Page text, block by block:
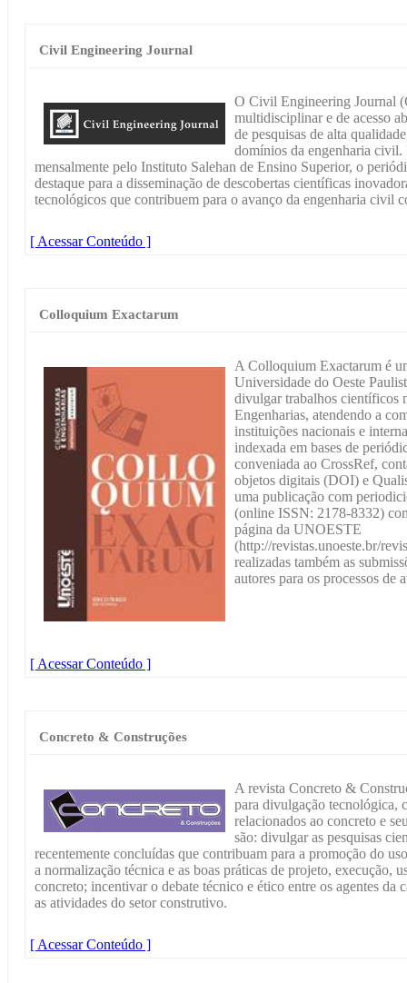
Civil Engineering Journal
O Civil Engineering Journal
multidisciplinar e de acesso
de pesquisas de alta
domínios da engenharia
mensalmente pelo Instituto Salehan de Ensino Superior, o
destaque para a disseminação de descobertas científicas
tecnológicos que contribuem para o avanço da engenharia civil
[ Acessar Conteúdo ]
Colloquium Exactarum
A Colloquium Exactarum é
Universidade do Oeste
divulgar trabalhos científicos
Engenharias, atendendo a
instituições nacionais e
indexada em bases de
conveniada ao CrossRef,
objetos digitais (DOI) e
uma publicação com
(online ISSN: 2178-8332)
página da UNOESTE
(http://revistas.unoeste.br/
realizadas também as
autores para os processos de
[ Acessar Conteúdo ]
Concreto & Construções
A revista Concreto &
para divulgação tecnológica,
relacionados ao concreto e
são: divulgar as pesquisas
recentemente concluídas que contribuam para a promoção do
a normalização técnica e as boas práticas de projeto, execução,
concreto; incentivar o debate técnico e ético entre os agentes
as atividades do setor construtivo.
[ Acessar Conteúdo ]